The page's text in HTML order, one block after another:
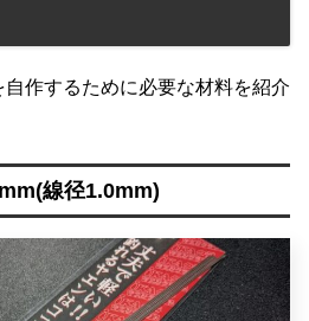
作するために必要な材料を紹介
線径1.0mm)